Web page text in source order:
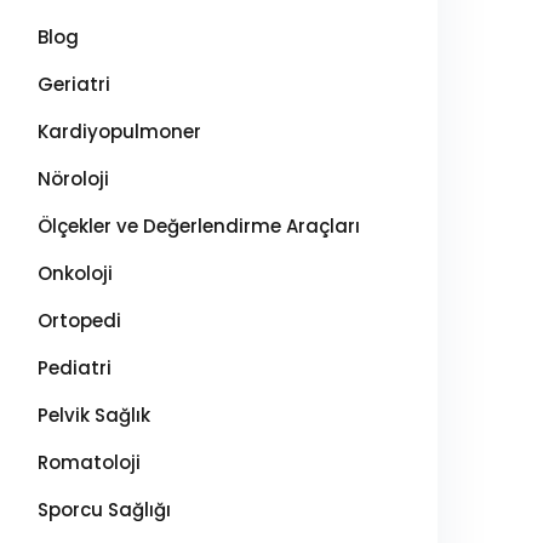
Blog
Geriatri
Kardiyopulmoner
Nöroloji
Ölçekler ve Değerlendirme Araçları
Onkoloji
Ortopedi
Pediatri
Pelvik Sağlık
Romatoloji
Sporcu Sağlığı